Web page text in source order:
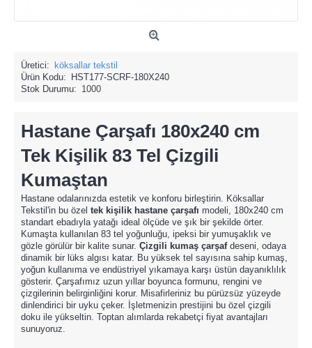
Üretici:
köksallar tekstil
Ürün Kodu:
HST177-SCRF-180X240
Stok Durumu: 1000
Hastane Çarşafı 180x240 cm
Tek Kişilik 83 Tel Çizgili
Kumaştan
Hastane odalarınızda estetik ve konforu birleştirin. Köksallar
Tekstil'in bu özel tek kişilik hastane çarşafı modeli, 180x240 cm
standart ebadıyla yatağı ideal ölçüde ve şık bir şekilde örter.
Kumaşta kullanılan 83 tel yoğunluğu, ipeksi bir yumuşaklık ve
gözle görülür bir kalite sunar. Çizgili kumaş çarşafdeseni, odaya
dinamik bir lüks algısı katar. Bu yüksek tel sayısına sahip kumaş,
yoğun kullanıma ve endüstriyel yıkamaya karşı üstün dayanıklılık
gösterir. Çarşafımız uzun yıllar boyunca formunu, rengini ve
çizgilerinin belirginliğini korur. Misafirleriniz bu pürüzsüz yüzeyde
dinlendirici bir uyku çeker. İşletmenizin prestijini bu özel çizgili
doku ile yükseltin. Toptan alımlarda rekabetçi fiyat avantajları
sunuyoruz.